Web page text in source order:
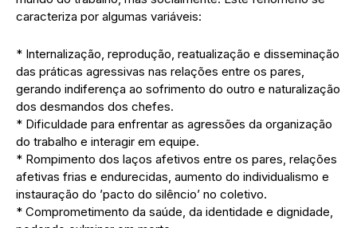
caracteriza por algumas variáveis:
* Internalização, reprodução, reatualização e disseminação
das práticas agressivas nas relações entre os pares,
gerando indiferença ao sofrimento do outro e naturalização
dos desmandos dos chefes.
* Dificuldade para enfrentar as agressões da organização
do trabalho e interagir em equipe.
* Rompimento dos laços afetivos entre os pares, relações
afetivas frias e endurecidas, aumento do individualismo e
instauração do ’pacto do silêncio’ no coletivo.
* Comprometimento da saúde, da identidade e dignidade,